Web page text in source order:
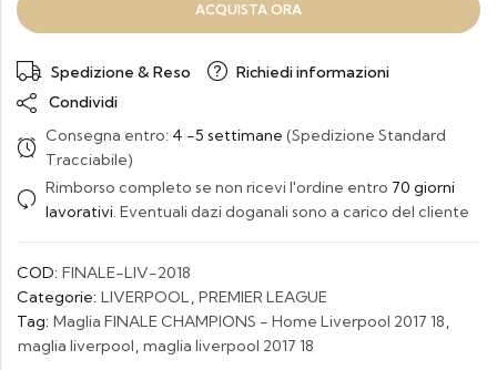
ACQUISTA ORA
Spedizione & Reso
Richiedi informazioni
Condividi
Consegna entro: 4 -5 settimane (Spedizione Standard
Tracciabile)
Rimborso completo se non ricevi l'ordine entro 70 giorni
lavorativi. Eventuali dazi doganali sono a carico del cliente
COD: FINALE-LIV-2018
Categorie: LIVERPOOL, PREMIER LEAGUE
Tag: Maglia FINALE CHAMPIONS - Home Liverpool 2017 18,
maglia liverpool, maglia liverpool 2017 18